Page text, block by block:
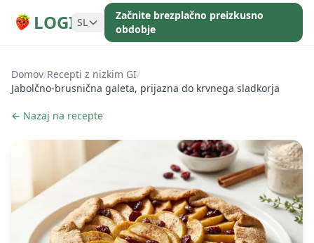
LOGI SL
Začnite brezplačno preizkusno
obdobje
Domov/Recepti z nizkim GI/
Jabolčno-brusnična galeta, prijazna do krvnega sladkorja
← Nazaj na recepte